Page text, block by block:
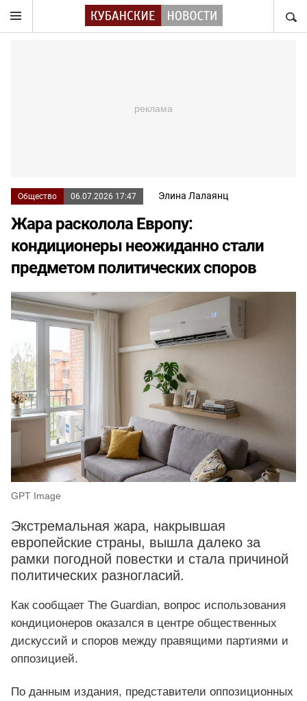
Общество 06.07.2026 17:47 Элина Лалаянц
Жара расколола Европу:
кондиционеры неожиданно стали
предметом политических споров
GPT Image
Экстремальная жара, накрывшая
европейские страны, вышла далеко за
рамки погодной повестки и стала причиной
политических разногласий.
Как сообщает The Guardian, вопрос использования
кондиционеров оказался в центре общественных
дискуссий и споров между правящими партиями и
оппозицией.
По данным издания, представители оппозиционных